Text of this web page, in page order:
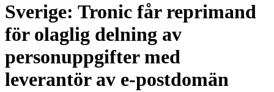
Sverige: Tronic får reprimand
för olaglig delning av
personuppgifter med
leverantör av e-postdomän